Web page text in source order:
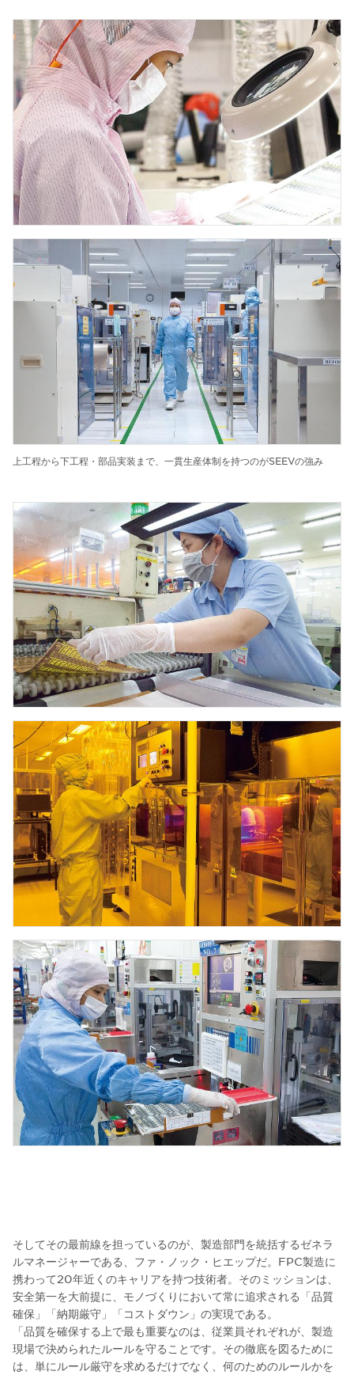
上工程から下工程・部品実装まで、一貫生産体制を持つのがSEEVの強み
そしてその最前線を担っているのが、製造部門を統括するゼネラ
ルマネージャーである、ファ・ノック・ヒエップだ。FPC製造に
携わって20年近くのキャリアを持つ技術者。そのミッションは、
安全第一を大前提に、モノづくりにおいて常に追求される「品質
確保」「納期厳守」「コストダウン」の実現である。
「品質を確保する上で最も重要なのは、従業員それぞれが、製造
現場で決められたルールを守ることです。その徹底を図るために
は、単にルール厳守を求めるだけでなく、何のためのルールかを